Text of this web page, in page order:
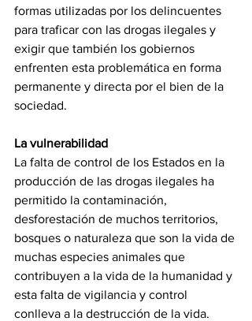
formas utilizadas por los delincuentes
para traficar con las drogas ilegales y
exigir que también los gobiernos
enfrenten esta problemática en forma
permanente y directa por el bien de la
sociedad.
La vulnerabilidad
La falta de control de los Estados en la
producción de las drogas ilegales ha
permitido la contaminación,
desforestación de muchos territorios,
bosques o naturaleza que son la vida de
muchas especies animales que
contribuyen a la vida de la humanidad y
esta falta de vigilancia y control
conlleva a la destrucción de la vida.